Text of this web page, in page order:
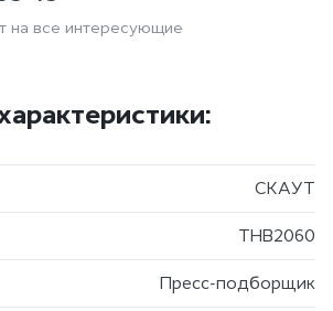
на все интересующие
СКАУТ
THB2060
Пресс-подборщик